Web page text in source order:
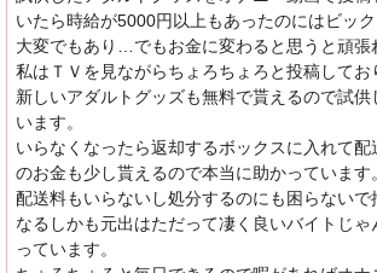
いたら時給が5000円以上もあったのにはビッ
大変でもあり…でもお金に変わると思うと頑張
私はＴＶを見ながらちょろちょろと投稿してお
新しいアダルトグッズも無料で貰えるので試
います。
いらなくなったら返却するボックスに入れて
のお金も少し貰えるので本当に助かっています。
配送料もいらないし処分するのにも困らないで
なるしかも元出はただって凄く良いバイトじゃ
っています。